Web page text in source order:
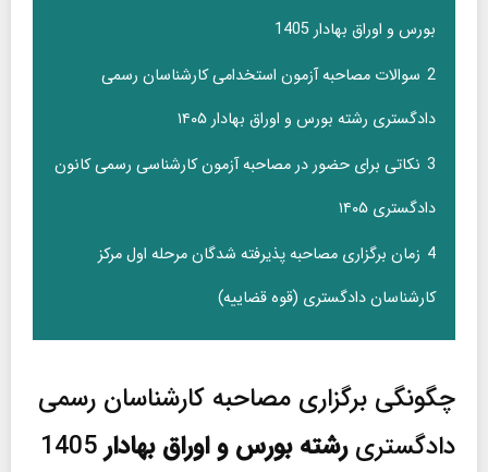
بورس و اوراق بهادار 1405
2 سوالات مصاحبه آزمون استخدامی کارشناسان رسمی
دادگستری رشته بورس و اوراق بهادار ۱۴۰۵
3 نکاتی برای حضور در مصاحبه آزمون کارشناسی رسمی کانون
دادگستری ۱۴۰۵
4 زمان برگزاری مصاحبه پذیرفته شدگان مرحله اول مرکز
کارشناسان دادگستری (قوه قضاییه)
چگونگی برگزاری مصاحبه کارشناسان رسمی
دادگستریرشته بورس و اوراق بهادار1405